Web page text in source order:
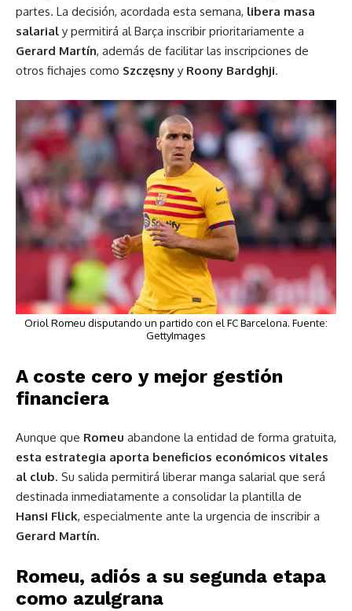
partes. La decisión, acordada esta semana, libera masa
salarial y permitirá al Barça inscribir prioritariamente a
Gerard Martín, además de facilitar las inscripciones de
otros fichajes como Szczęsny y Roony Bardghji.
Oriol Romeu disputando un partido con el FC Barcelona. Fuente:
GettyImages
A coste cero y mejor gestión
financiera
Aunque que Romeu abandone la entidad de forma gratuita,
esta estrategia aporta beneficios económicos vitales
al club. Su salida permitirá liberar manga salarial que será
destinada inmediatamente a consolidar la plantilla de
Hansi Flick, especialmente ante la urgencia de inscribir a
Gerard Martín.
Romeu, adiós a su segunda etapa
como azulgrana